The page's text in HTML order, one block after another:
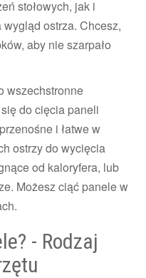
stołowych, jak i
ostrza. Chcesz,
aby nie szarpało
wszechstronne
do cięcia paneli
i łatwe w
ostrzy do wycięcia
od kaloryfera, lub
Możesz ciąć panele w
- Rodzaj